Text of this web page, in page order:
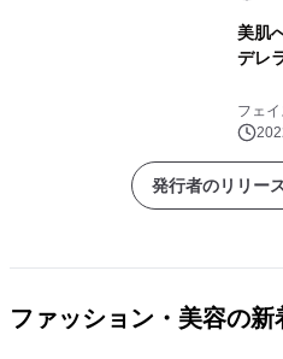
美肌
デレ
フェ
発行者のリリー
ファッション・美容の新